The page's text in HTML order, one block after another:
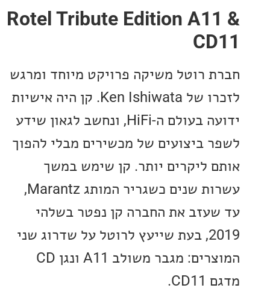
Rotel Tribute Edition
רוטל משיקה פרויקט מיוחד ומרגש
לזכרו של Ken Ishiwata. קן היה אישיות
ידועה בעולם ה-HiFi, ונחשב לגאון שידע
ביצועים של מכשירים מבלי להפוך
ליקרים יותר. קן שימש במשך
עשרות שנים כשגריר המותג Marantz,
את החברה קן נפטר בשלהי
2019, בעת שייעץ לרוטל על שדרוג שני
המוצרים: מגבר משולב A11 ונגן CD